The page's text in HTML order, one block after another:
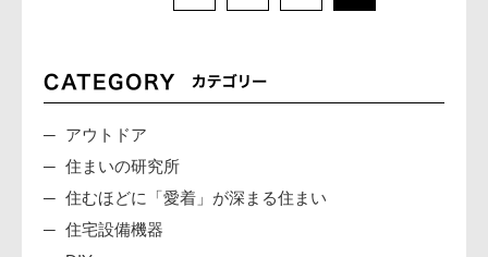
アウトドア
住まいの研究所
住むほどに「愛着」が深まる住まい
住宅設備機器